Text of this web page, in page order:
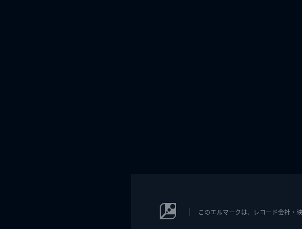
このエルマークは、レコード会社・